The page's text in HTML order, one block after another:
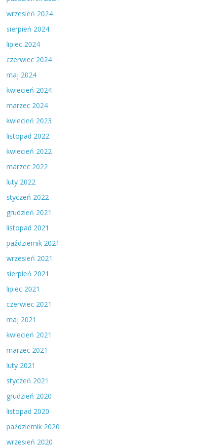
wrzesień 2024
sierpień 2024
lipiec 2024
czerwiec 2024
maj 2024
kwiecień 2024
marzec 2024
kwiecień 2023
listopad 2022
kwiecień 2022
marzec 2022
luty 2022
styczeń 2022
grudzień 2021
listopad 2021
październik 2021
wrzesień 2021
sierpień 2021
lipiec 2021
czerwiec 2021
maj 2021
kwiecień 2021
marzec 2021
luty 2021
styczeń 2021
grudzień 2020
listopad 2020
październik 2020
wrzesień 2020